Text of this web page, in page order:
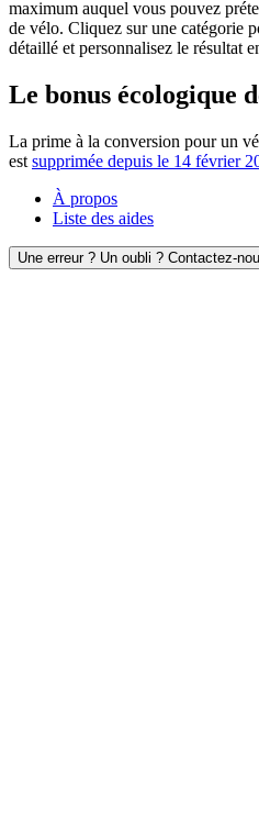
maximum auquel vous pouvez
de vélo. Cliquez sur une catégorie
détaillé et personnalisez le résultat
Le bonus écologique
La prime à la conversion pour un
est supprimée depuis le 14 février
À propos
Liste des aides
Une erreur ? Un oubli ? Contactez-